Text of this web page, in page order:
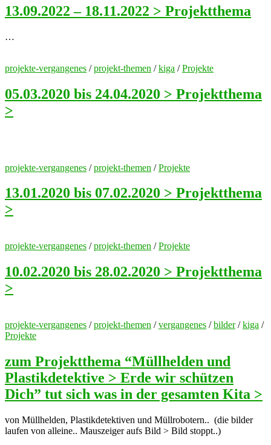
13.09.2022 – 18.11.2022 > Projektthema
…
projekte-vergangenes /projekt-themen /kiga /Projekte
05.03.2020 bis 24.04.2020 > Projektthema
>
projekte-vergangenes /projekt-themen /Projekte
13.01.2020 bis 07.02.2020 > Projektthema
>
projekte-vergangenes /projekt-themen /Projekte
10.02.2020 bis 28.02.2020 > Projektthema
>
projekte-vergangenes /projekt-themen /vergangenes /bilder/kiga /
Projekte
zum Projektthema “Müllhelden und
Plastikdetektive > Erde wir schützen
Dich” tut sich was in der gesamten Kita >
von Müllhelden, Plastikdetektiven und Müllrobotern.. (die bilder
laufen von alleine.. Mauszeiger aufs Bild > Bild stoppt..)